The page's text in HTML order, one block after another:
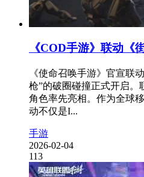
《COD手游》联动《
《使命召唤手游》官宣联
枪”的破圈碰撞正式开启。
角色率先亮相。作为全球
动不仅是I...
手游
2026-02-04
113